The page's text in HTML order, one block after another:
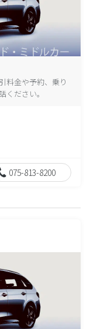
料金や予約、乗り
ださい。
075-813-8200